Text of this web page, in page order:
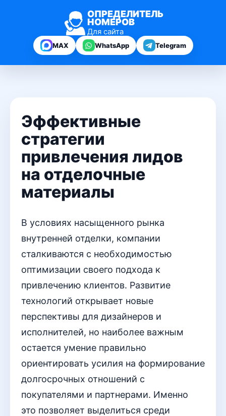
ОПРЕДЕЛИТЕЛЬ
НОМЕРОВ
Для сайта
MAX WhatsApp Telegram
Эффективные
стратегии
привлечения лидов
на отделочные
материалы
В условиях насыщенного рынка
внутренней отделки, компании
сталкиваются с необходимостью
оптимизации своего подхода к
привлечению клиентов. Развитие
технологий открывает новые
перспективы для дизайнеров и
исполнителей, но наиболее важным
остается умение правильно
ориентировать усилия на формирование
долгосрочных отношений с
покупателями и партнерами. Именно
это позволяет выделиться среди